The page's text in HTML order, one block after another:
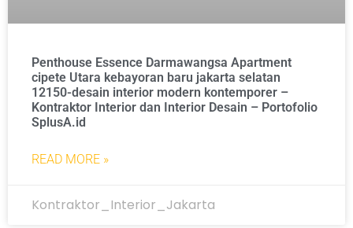
Penthouse Essence Darmawangsa Apartment
cipete Utara kebayoran baru jakarta selatan
12150-desain interior modern kontemporer –
Kontraktor Interior dan Interior Desain – Portofolio
SplusA.id
READ MORE »
Kontraktor_Interior_Jakarta